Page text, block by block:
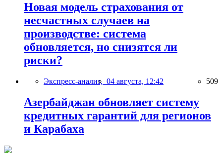
Новая модель страхования от
несчастных случаев на
производстве: система
обновляется, но снизятся ли
риски?
Экспресс-анализ, 04 августа, 12:42 509
Азербайджан обновляет систему
кредитных гарантий для регионов
и Карабаха